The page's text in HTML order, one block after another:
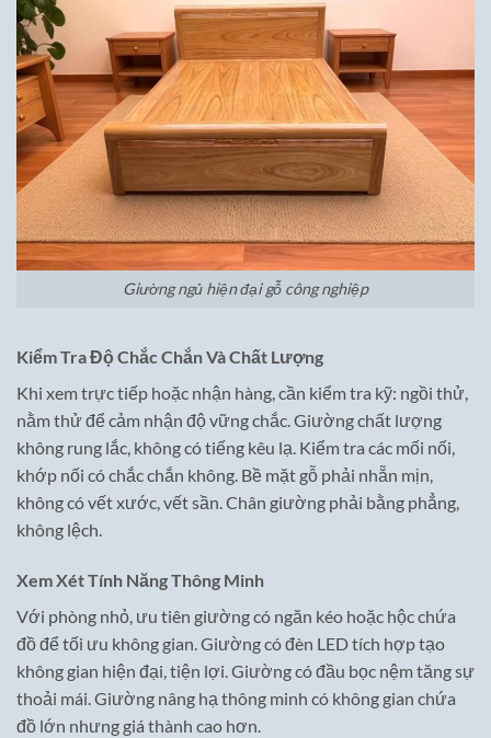
Giường ngủ hiện đại gỗ công nghiệp
Kiểm Tra Độ Chắc Chắn Và Chất Lượng
Khi xem trực tiếp hoặc nhận hàng, cần kiểm tra kỹ: ngồi thử,
nằm thử để cảm nhận độ vững chắc. Giường chất lượng
không rung lắc, không có tiếng kêu lạ. Kiểm tra các mối nối,
khớp nối có chắc chắn không. Bề mặt gỗ phải nhẵn mịn,
không có vết xước, vết sần. Chân giường phải bằng phẳng,
không lệch.
Xem Xét Tính Năng Thông Minh
Với phòng nhỏ, ưu tiên giường có ngăn kéo hoặc hộc chứa
đồ để tối ưu không gian. Giường có đèn LED tích hợp tạo
không gian hiện đại, tiện lợi. Giường có đầu bọc nệm tăng sự
thoải mái. Giường nâng hạ thông minh có không gian chứa
đồ lớn nhưng giá thành cao hơn.